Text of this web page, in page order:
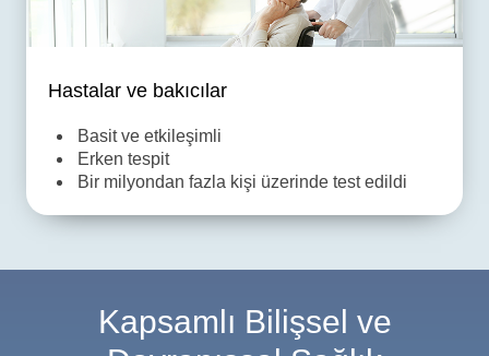
Hastalar ve bakıcılar
Basit ve etkileşimli
Erken tespit
Bir milyondan fazla kişi üzerinde test edildi
Kapsamlı Bilişsel ve